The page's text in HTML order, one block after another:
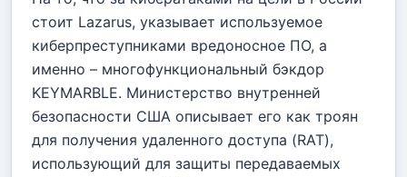
стоит Lazarus, указывает используемое
киберпреступниками вредоносное ПО, а
именно – многофункциональный бэкдор
KEYMARBLE. Министерство внутренней
безопасности США описывает его как троян
для получения удаленного доступа (RAT),
использующий для защиты передаваемых